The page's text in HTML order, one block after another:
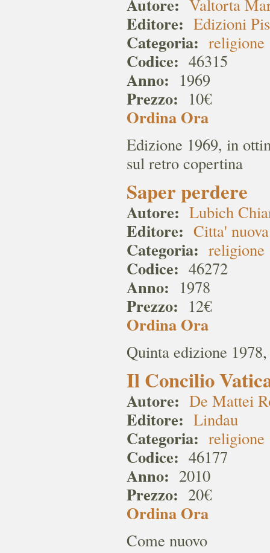
Valtorta
Editore: Edizioni
Categoria: religione
Codice: 46315
Anno: 1969
Prezzo: 10€
Ordina Ora
Edizione 1969, in
sul retro copertina
Saper perdere
Autore: Lubich
Editore: Citta' nuova
Categoria: religione
Codice: 46272
Anno: 1978
Prezzo: 12€
Ordina Ora
Quinta edizione
Il Concilio
Autore: De Mattei
Editore: Lindau
Categoria: religione
Codice: 46177
Anno: 2010
Prezzo: 20€
Ordina Ora
Come nuovo